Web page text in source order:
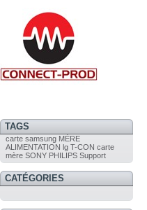
TAGS
carte samsung MÈRE
ALIMENTATION lg T-CON carte
mère SONY PHILIPS Support
CATÉGORIES